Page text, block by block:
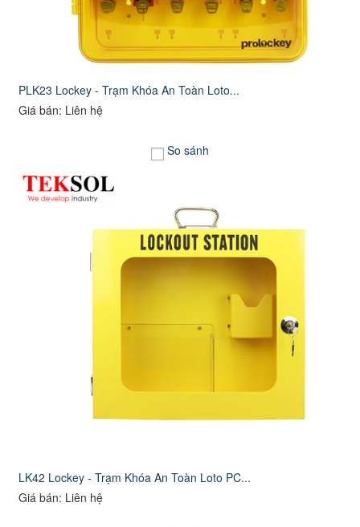
PLK23 Lockey - Trạm Khóa An Toàn Loto...
Giá bán: Liên hệ
So sánh
LK42 Lockey - Trạm Khóa An Toàn Loto PC...
Giá bán: Liên hệ